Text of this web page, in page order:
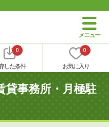
0
した条件
0
お気に入り
貸事務所・月極駐